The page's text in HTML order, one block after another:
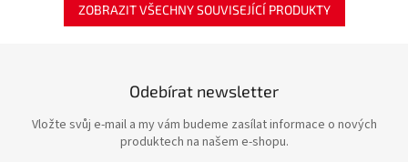
ZOBRAZIT VŠECHNY SOUVISEJÍCÍ PRODUKTY
Odebírat newsletter
Vložte svůj e-mail a my vám budeme zasílat informace o nových
produktech na našem e-shopu.